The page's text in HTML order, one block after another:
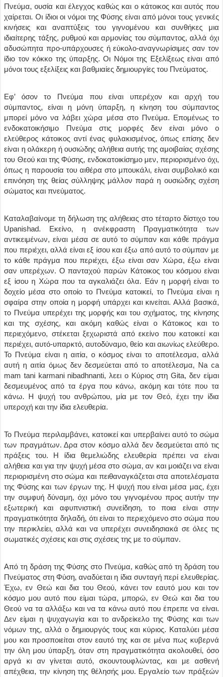
Πνεύμα, ουσία και έλεγχος καθώς και ο κάτοικος και αυτός που
χαίρεται. Οι ίδιοι οι νόμοι της Φύσης είναι από μόνοι τους γενικές
κινήσεις και αναπτύξεις του γιγνομένου και συνθήκες μια
ιδιαίτερης τάξης, ρυθμού και αρμονίας του σύμπαντος, αλλά όχι
αδυσώπητα προ-υπάρχουσες ή εύκολο-αναγνωρίσιμες σαν τον
ίδιο τον κόκκο της ύπαρξης. Οι Νόμοι της Εξελίξεως είναι από
μόνοι τους εξελίξεις και βαθμιαίες δημιουργίες του Πνεύματος.
Εφ’ όσον το Πνεύμα που είναι υπερέχον και αρχή του
σύμπαντος, είναι η μόνη ύπαρξη, η κίνηση του σύμπαντος
μπορεί μόνο να λάβει χώρα μέσα στο Πνεύμα. Επομένως το
ενδοκατοικήσιμο Πνεύμα στις μορφές δεν είναι μόνο ο
ελεύθερος κάτοικος αντί ένας φυλακισμένος, όπως επίσης δεν
είναι η ολάκερη ή ουσιώδης αλήθεια αυτής της αμοιβαίας σχέσης
του Θεού και της Φύσης, ενδοκατοικίσημο μεν, περιορισμένο όχι,
όπως η παρουσία του αιθέρα στο μπουκάλι, είναι συμβολικό και
επινόηση της θείας σύλληψης μάλλον παρά η ουσιώδης σχέση
σώματος και πνεύματος.
Καταλαβαίνομε τη δήλωση της αλήθειας στο τέταρτο δίστιχο του
Upanishad. Εκείνο, η ανέκφραστη Πραγματικότητα των
αντικειμένων, είναι μέσα σε αυτό το σύμπαν και κάθε πράγμα
που περιέχει, αλλά είναι εξ ίσου και έξω από αυτό το σύμπαν με
το κάθε πράγμα που περιέχει, έξω είναι σαν Χώρα, έξω είναι
σαν υπερέχων. Ο πανταχού παρών Κάτοικος του κόσμου είναι
εξ ίσου η Χώρα που τα αγκαλιάζει όλα. Εάν η μορφή είναι το
δοχείο μέσα στο οποίο το Πνεύμα κατοικεί, το Πνεύμα είναι η
σφαίρα στην οποία η μορφή υπάρχει και κινείται. Αλλά βασικά,
το Πνεύμα υπερέχει της μορφής και του σχήματος, της κίνησης
και της σχέσης, και ακόμη καθώς είναι ο Κάτοικος και το
περιεχόμενο, στέκεται ξεχωριστά από εκείνο που κατοικεί και
περιέχει, αυτό-υπαρκτό, αυτοδύναμο, θείο και αιωνίως ελεύθερο.
Το Πνεύμα είναι η αιτία, ο κόσμος είναι το αποτέλεσμα, αλλά
αυτή η αιτία όμως δεν δεσμεύεται από το αποτέλεσμα, Na ca
mam tani karmani nibadhnanti, λεει ο Κύριος στη Gita, δεν είμαι
δεσμευμένος από τα έργα που κάνω, ακόμη και τότε που τα
κάνω. Η ψυχή του ανθρώπου, μία με τον Θεό, έχει την ίδια
υπεροχή και την ίδια ελευθερία.
Το Πνεύμα περιλαμβάνει, κατοικεί και υπερβαίνει αυτό το σώμα
των πραγμάτων. Δρα στον κόσμο αλλά δεν δεσμεύεται από τις
πράξεις του. Η ίδια θεμελιώδης ελευθερία πρέπει να είναι
αλήθεια και για την ψυχή μέσα στο σώμα, αν και μοιάζει να είναι
περιορισμένη στο σώμα και πειθαναγκάζεται στα αποτελέσματα
της Φύσης και των έργων της. Η ψυχή που είναι μέσα μας, έχει
την συμφυή δύναμη, όχι μόνο του γιγνομένου προς αυτήν την
εξωτερική και αφυπνιστική συνείδηση, το ποια είναι στην
πραγματικότητα δηλαδή, ότι είναι το περιεχόμενο στο σώμα που
την περικλείει, αλλά και να υπερέχει συνειδησιακά σε όλες τις
σωματικές σχέσεις και στις σχέσεις της με το σύμπαν.
Από τη δράση της Φύσης στο Πνεύμα, καθώς από τη δράση του
Πνεύματος στη Φύση, αναδύεται η ίδια συνταγή περί ελευθερίας.
Έχω, εν Θεώ και δια του Θεού, κάνει τον εαυτό μου και τον
κόσμο μου αυτό που είμαι τώρα, μπορώ, εν Θεώ και δια του
Θεού να τα αλλάξω και να τα κάνω αυτό που έπρεπε να είναι.
Δεν είμαι η ψυχαγωγία και το ανδρείκελο της Φύσης και των
νόμων της, αλλά ο δημιουργός τους και κύριος. Καταλύει μέσα
μου και προσποιείται στον εαυτό της και σε μένα πως κυβερνά
την όλη μου ύπαρξη, όταν στη πραγματικότητα ακολουθεί, όσο
αργά κι αν γίνεται αυτό, σκουντουφλώντας, και με ασθενή
απέχθεια, την κίνηση της θέλησής μου. Εργαλείο των πράξεών